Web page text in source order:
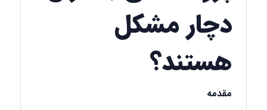
دچار مشکل
هستند؟
مقدمه